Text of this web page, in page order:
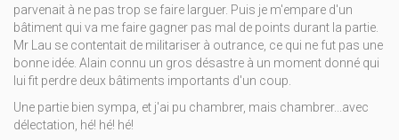
parvenait à ne pas trop se faire larguer. Puis je m'empare d'un
bâtiment qui va me faire gagner pas mal de points durant la partie.
Mr Lau se contentait de militariser à outrance, ce qui ne fut pas une
bonne idée. Alain connu un gros désastre à un moment donné qui
lui fit perdre deux bâtiments importants d'un coup.
Une partie bien sympa, et j'ai pu chambrer, mais chambrer...avec
délectation, hé! hé! hé!